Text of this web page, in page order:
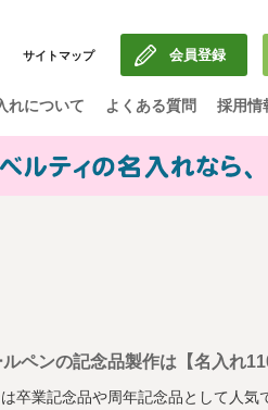
サイトマップ 会員登録
れについて よくある質問 採用情
ペンの記念品製作は【名入れ
卒業記念品や周年記念品として人